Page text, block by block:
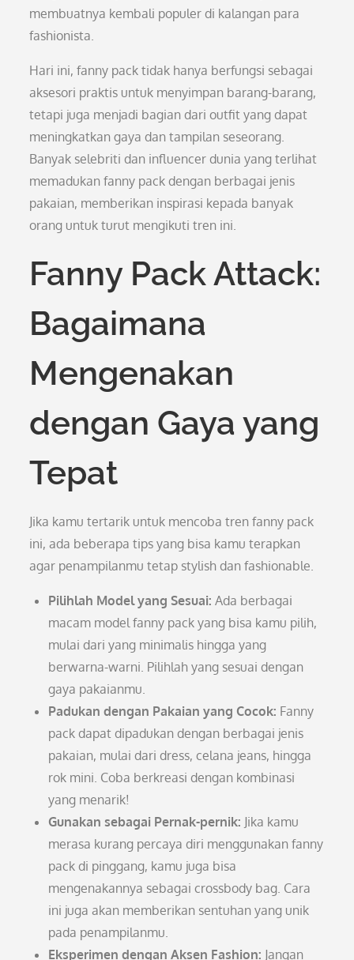
membuatnya kembali populer di kalangan para
fashionista.
Hari ini, fanny pack tidak hanya berfungsi sebagai
aksesori praktis untuk menyimpan barang-barang,
tetapi juga menjadi bagian dari outfit yang dapat
meningkatkan gaya dan tampilan seseorang.
Banyak selebriti dan influencer dunia yang terlihat
memadukan fanny pack dengan berbagai jenis
pakaian, memberikan inspirasi kepada banyak
orang untuk turut mengikuti tren ini.
Fanny Pack Attack:
Bagaimana
Mengenakan
dengan Gaya yang
Tepat
Jika kamu tertarik untuk mencoba tren fanny pack
ini, ada beberapa tips yang bisa kamu terapkan
agar penampilanmu tetap stylish dan fashionable.
Pilihlah Model yang Sesuai: Ada berbagai
macam model fanny pack yang bisa kamu pilih,
mulai dari yang minimalis hingga yang
berwarna-warni. Pilihlah yang sesuai dengan
gaya pakaianmu.
Padukan dengan Pakaian yang Cocok: Fanny
pack dapat dipadukan dengan berbagai jenis
pakaian, mulai dari dress, celana jeans, hingga
rok mini. Coba berkreasi dengan kombinasi
yang menarik!
Gunakan sebagai Pernak-pernik: Jika kamu
merasa kurang percaya diri menggunakan fanny
pack di pinggang, kamu juga bisa
mengenakannya sebagai crossbody bag. Cara
ini juga akan memberikan sentuhan yang unik
pada penampilanmu.
Eksperimen dengan Aksen Fashion: Jangan